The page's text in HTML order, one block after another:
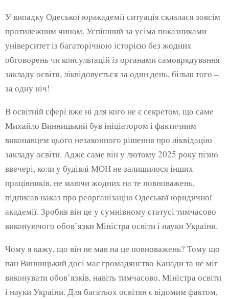
У випадку Одеської юракадемії ситуація склалася зовсім
протилежним чином. Успішний за усіма показниками
університет із багаторічною історією без жодних
обговорень чи консультацій із органами самоврядування
закладу освіти, ліквідовується за один день, більш того –
за одну ніч!
В освітній сфері вже ні для кого не є секретом, що саме
Михайло Винницький був ініціатором і фактичним
виконавцем цього незаконного рішення про ліквідацію
закладу освіти. Адже саме він у лютому 2025 року пізно
ввечері, коли у будівлі МОН не залишилося інших
працівників, не маючи жодних на те повноважень,
підписав наказ про реорганізацію Одеської юридичної
академії. Зробив він це у сумнівному статусі тимчасово
виконуючого обов’язки Міністра освіти і науки України.
Чому я кажу, що він не мав на це повноважень? Тому що
пан Винницький досі має громадянство Канади та не міг
виконувати обов’язків, навіть тимчасово, Міністра освіти
і науки України. Для багатьох освітян є відомим фактом,